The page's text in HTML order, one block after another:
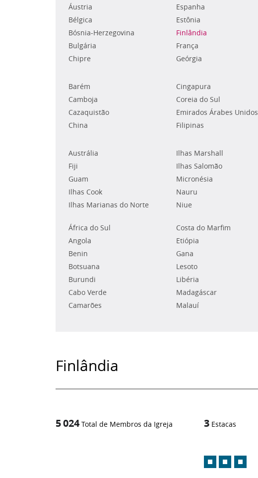
Áustria
Bélgica
Bósnia-Herzegovina
Bulgária
Chipre
Espanha
Estônia
Finlândia
França
Geórgia
Barém
Camboja
Cazaquistão
China
Cingapura
Coreia do Sul
Emirados Árabes Unidos
Filipinas
Austrália
Fiji
Guam
Ilhas Cook
Ilhas Marianas do Norte
Ilhas Marshall
Ilhas Salomão
Micronésia
Nauru
Niue
África do Sul
Angola
Benin
Botsuana
Burundi
Cabo Verde
Camarões
Costa do Marfim
Etiópia
Gana
Lesoto
Libéria
Madagáscar
Malauí
Finlândia
5 024 Total de Membros da Igreja 3 Estacas